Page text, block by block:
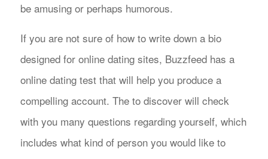
be amusing or perhaps humorous.
If you are not sure of how to write down a bio
designed for online dating sites, Buzzfeed has a
online dating test that will help you produce a
compelling account. The to discover will check
with you many questions regarding yourself, which
includes what kind of person you would like to